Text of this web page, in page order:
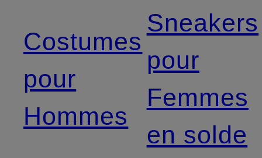
Costumes
pour
Hommes
Sneakers
pour
Femmes
en solde